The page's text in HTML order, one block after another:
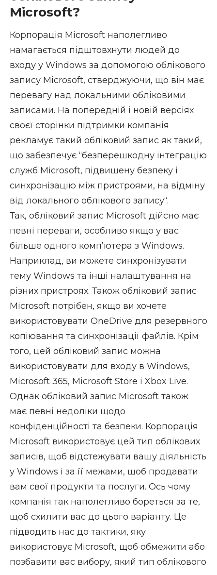
Microsoft?
Корпорація Microsoft наполегливо
намагається підштовхнути людей до
входу у Windows за допомогою облікового
запису Microsoft, стверджуючи, що він має
перевагу над локальними обліковими
записами. На попередній і новій версіях
своєї сторінки підтримки компанія
рекламує такий обліковий запис як такий,
що забезпечує “безперешкодну інтеграцію
служб Microsoft, підвищену безпеку і
синхронізацію між пристроями, на відміну
від локального облікового запису“.
Так, обліковий запис Microsoft дійсно має
певні переваги, особливо якщо у вас
більше одного комп’ютера з Windows.
Наприклад, ви можете синхронізувати
тему Windows та інші налаштування на
різних пристроях. Також обліковий запис
Microsoft потрібен, якщо ви хочете
використовувати OneDrive для резервного
копіювання та синхронізації файлів. Крім
того, цей обліковий запис можна
використовувати для входу в Windows,
Microsoft 365, Microsoft Store і Xbox Live.
Однак обліковий запис Microsoft також
має певні недоліки щодо
конфіденційності та безпеки. Корпорація
Microsoft використовує цей тип облікових
записів, щоб відстежувати вашу діяльність
у Windows і за її межами, щоб продавати
вам свої продукти та послуги. Ось чому
компанія так наполегливо бореться за те,
щоб схилити вас до цього варіанту. Це
підводить нас до тактики, яку
використовує Microsoft, щоб обмежити або
позбавити вас вибору, який тип облікового